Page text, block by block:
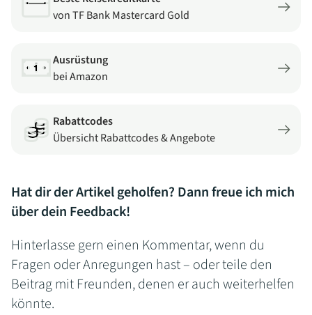
von TF Bank Mastercard Gold
Ausrüstung
bei Amazon
Rabattcodes
Übersicht Rabattcodes & Angebote
Hat dir der Artikel geholfen? Dann freue ich mich
über dein Feedback!
Hinterlasse gern einen Kommentar, wenn du
Fragen oder Anregungen hast – oder teile den
Beitrag mit Freunden, denen er auch weiterhelfen
könnte.